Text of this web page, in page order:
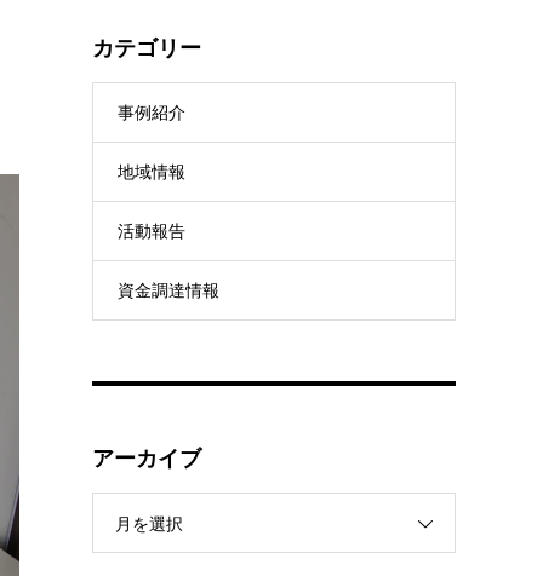
カテゴリー
事例紹介
地域情報
活動報告
資金調達情報
アーカイブ
月を選択